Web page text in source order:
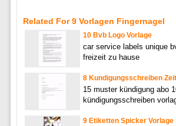
Related For 9 Vorlagen Fingernagel
10 Bvb Logo Vorlage
car service labels unique
freizeit zu hause
8 Kundigungsschreiben
15 muster kündigung abo
kündigungsschreiben
9 Etiketten Spicker Vorlage